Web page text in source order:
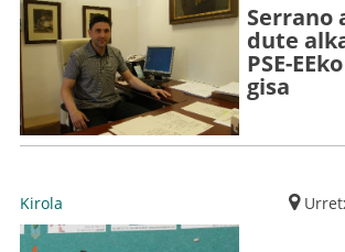
Serrano
dute
PSE-
gisa
Kirola